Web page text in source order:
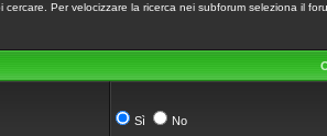
cercare. Per velocizzare la ricerca nei subforum seleziona il
Sì No